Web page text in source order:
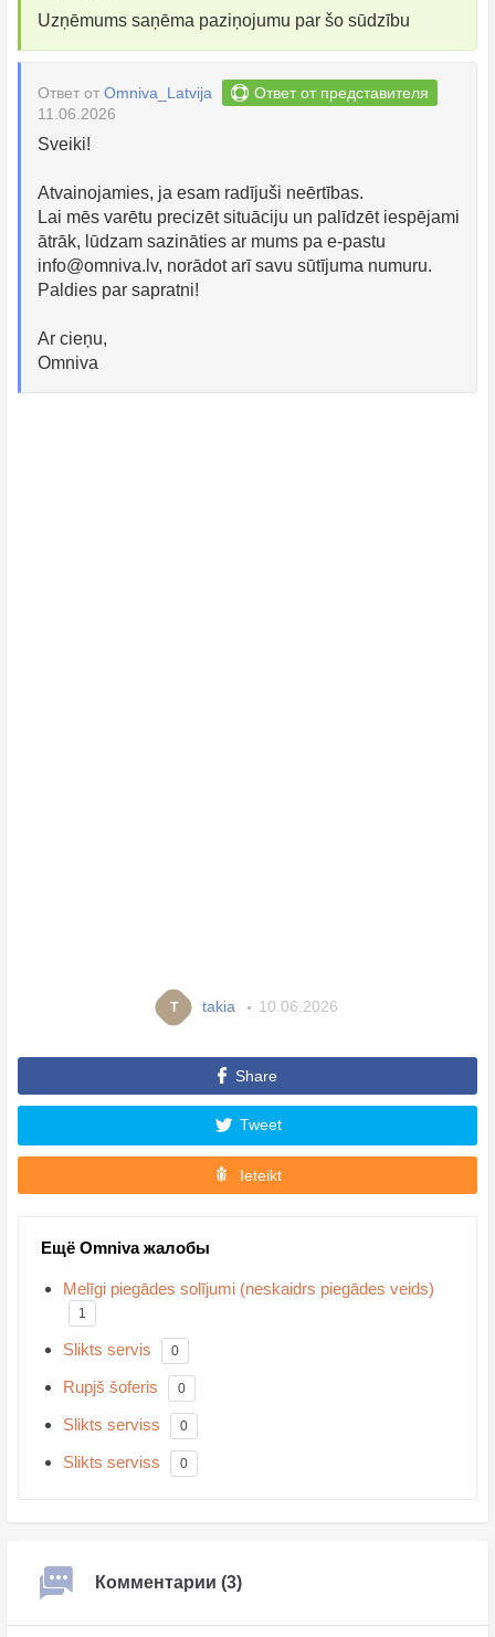
Uzņēmums saņēma paziņojumu par šo sūdzību
Ответ от Omniva_Latvija
Ответ от представителя
11.06.2026
Sveiki!
Atvainojamies, ja esam radījuši neērtības.
Lai mēs varētu precizēt situāciju un palīdzēt iespējami
ātrāk, lūdzam sazināties ar mums pa e-pastu
info@omniva.lv, norādot arī savu sūtījuma numuru.
Paldies par sapratni!
Ar cieņu,
Omniva
T takia 10.06.2026
Share
Tweet
Ieteikt
Ещё Omniva жалобы
Melīgi piegādes solījumi (neskaidrs piegādes veids)
1
Slikts servis 0
Rupjš šoferis 0
Slikts serviss 0
Slikts serviss 0
Комментарии (3)